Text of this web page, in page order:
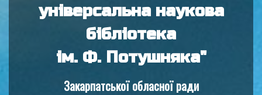
універсальна наукова
бібліотека
ім. Ф. Потушняка"
Закарпатської обласної ради